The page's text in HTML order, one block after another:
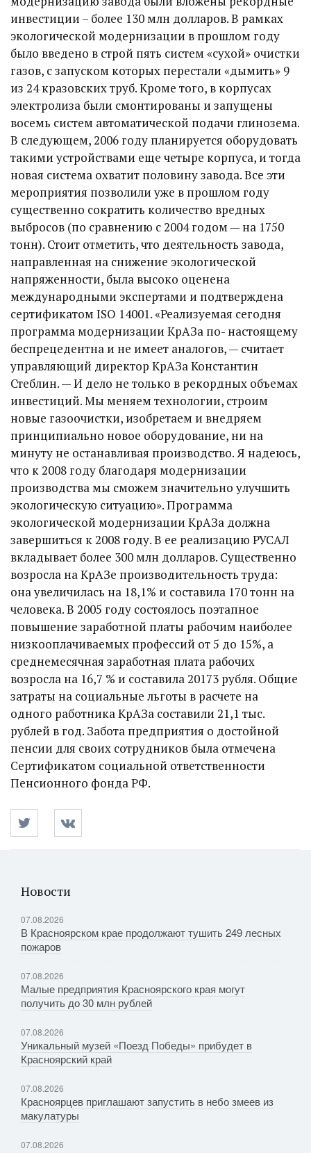
инвестиции – более 130 млн долларов. В рамках
экологической модернизации в прошлом году
было введено в строй пять систем «сухой» очистки
газов, с запуском которых перестали «дымить» 9
из 24 кразовских труб. Кроме того, в корпусах
электролиза были смонтированы и запущены
восемь систем автоматической подачи глинозема.
В следующем, 2006 году планируется оборудовать
такими устройствами еще четыре корпуса, и тогда
новая система охватит половину завода. Все эти
мероприятия позволили уже в прошлом году
существенно сократить количество вредных
выбросов (по сравнению с 2004 годом — на 1750
тонн). Стоит отметить, что деятельность завода,
направленная на снижение экологической
напряженности, была высоко оценена
международными экспертами и подтверждена
сертификатом ISO 14001. «Реализуемая сегодня
программа модернизации КрАЗа по- настоящему
беспрецедентна и не имеет аналогов, — считает
управляющий директор КрАЗа Константин
Стеблин. — И дело не только в рекордных объемах
инвестиций. Мы меняем технологии, строим
новые газоочистки, изобретаем и внедряем
принципиально новое оборудование, ни на
минуту не останавливая производство. Я надеюсь,
что к 2008 году благодаря модернизации
производства мы сможем значительно улучшить
экологическую ситуацию». Программа
экологической модернизации КрАЗа должна
завершиться к 2008 году. В ее реализацию РУСАЛ
вкладывает более 300 млн долларов. Существенно
возросла на КрАЗе производительность труда:
она увеличилась на 18,1% и составила 170 тонн на
человека. В 2005 году состоялось поэтапное
повышение заработной платы рабочим наиболее
низкооплачиваемых профессий от 5 до 15%, а
среднемесячная заработная плата рабочих
возросла на 16,7 % и составила 20173 рубля. Общие
затраты на социальные льготы в расчете на
одного работника КрАЗа составили 21,1 тыс.
рублей в год. Забота предприятия о достойной
пенсии для своих сотрудников была отмечена
Сертификатом социальной ответственности
Пенсионного фонда РФ.
Новости
07.08.2026
В Красноярском крае продолжают тушить 249 лесных
пожаров
07.08.2026
Малые предприятия Красноярского края могут
получить до 30 млн рублей
07.08.2026
Уникальный музей «Поезд Победы» прибудет в
Красноярский край
07.08.2026
Красноярцев приглашают запустить в небо змеев из
макулатуры
07.08.2026